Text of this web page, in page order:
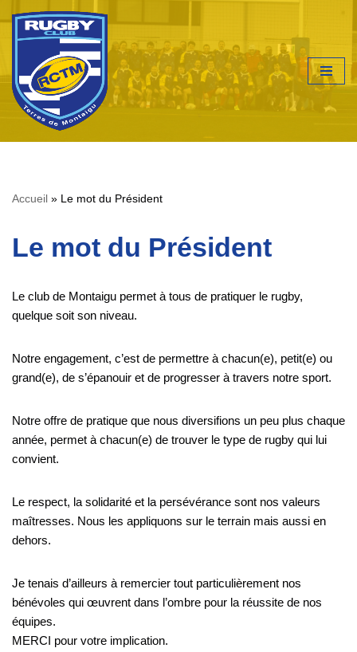
Aller
contenu
Accueil » Le mot du Président
Le mot du Président
Le club de Montaigu permet à tous de pratiquer le rugby,
quelque soit son niveau.
Notre engagement, c’est de permettre à chacun(e), petit(e) ou
grand(e), de s’épanouir et de progresser à travers notre sport.
Notre offre de pratique que nous diversifions un peu plus chaque
année, permet à chacun(e) de trouver le type de rugby qui lui
convient.
Le respect, la solidarité et la persévérance sont nos valeurs
maîtresses. Nous les appliquons sur le terrain mais aussi en
dehors.
Je tenais d’ailleurs à remercier tout particulièrement nos
bénévoles qui œuvrent dans l’ombre pour la réussite de nos
équipes.
MERCI pour votre implication.